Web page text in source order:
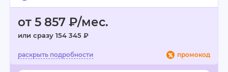
от 5 857 ₽/мес.
или сразу 154 345 ₽
промокод